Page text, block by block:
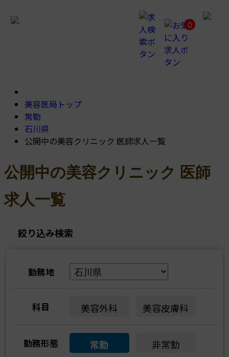
公
開
0
美容医局トップ
常勤
石川県
公開中の美容クリニック 医師求人一覧
公開中の美容クリニック 医師
求人一覧
絞り込み検索
勤務地
科目 美容外科 美容皮膚科
勤務形態 常勤 非常勤